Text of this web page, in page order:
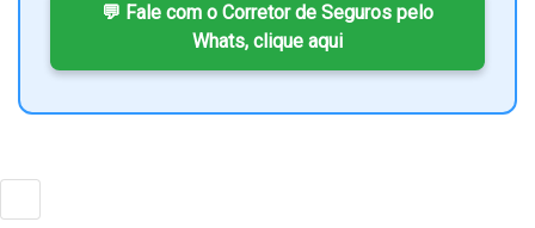
💬 Fale com o Corretor de Seguros pelo
Whats, clique aqui